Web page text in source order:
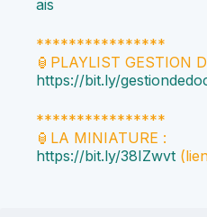
ais
****************
🏮PLAYLIST GESTION
https://bit.ly/
****************
🏮LA MINIATURE :
https://bit.ly/38IZwvt